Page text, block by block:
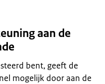
aan de
bent, geeft de
mogelijk door aan de